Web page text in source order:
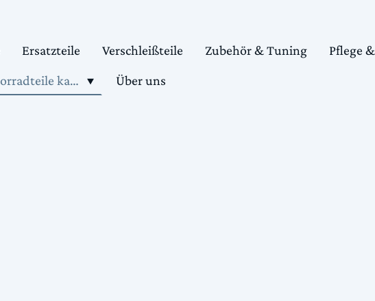
Ersatzteile Verschleißteile Zubehör & Tuning
Pflege
Shop motorradteile kaufen
Über uns